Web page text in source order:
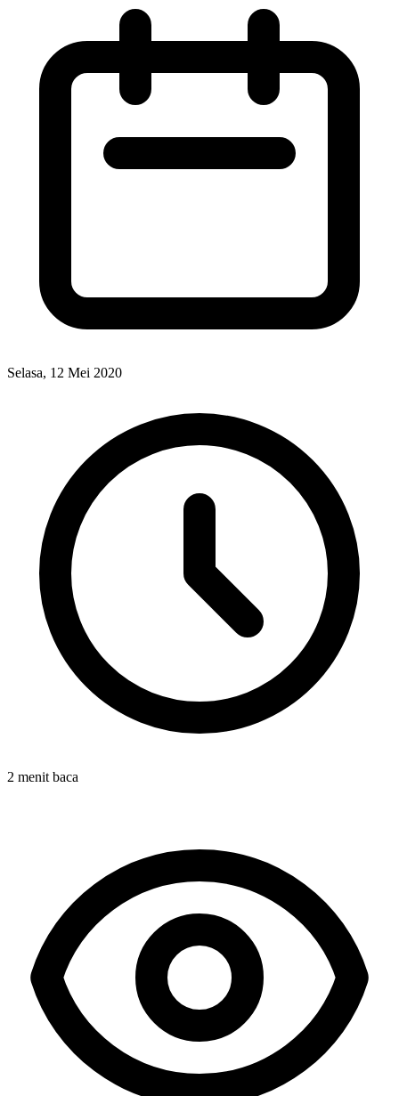
Selasa, 12 Mei 2020
2 menit baca